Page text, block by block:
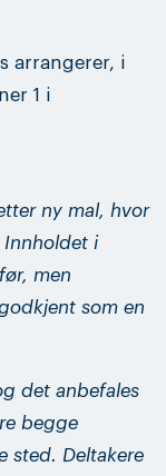
arrangerer, i
1 i
ny mal, hvor
Innholdet i
men
som en
det anbefales
begge
sted. Deltakere